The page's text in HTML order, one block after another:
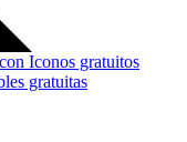
Iconos gratuitos
gratuitas